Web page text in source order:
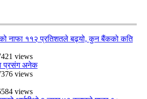
नाफा ११२ प्रतिशतले बढ्यो, कुन बैंकको कति
views
प्रसंग अनेक
views
views